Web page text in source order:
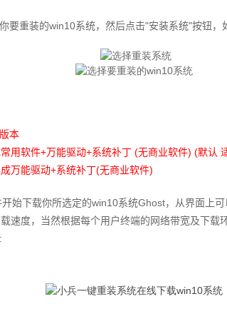
要重装的win10系统，然后点击"安装系统"按钮，
本
软件+万能驱动+系统补丁 (无商业软件) (默认
能驱动+系统补丁(无商业软件)
开始下载你所选定的win10系统Ghost，从界面上
速度，当然根据每个用户终端的网络带宽及下载